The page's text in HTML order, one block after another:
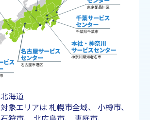
北海道
対象エリアは 札幌市全域、 小樽市、